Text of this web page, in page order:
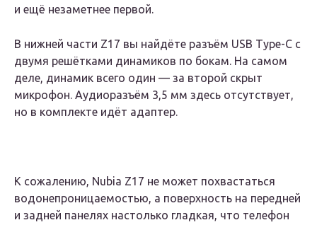
и ещё незаметнее первой.
В нижней части Z17 вы найдёте разъём USB Type-C с
двумя решётками динамиков по бокам. На самом
деле, динамик всего один — за второй скрыт
микрофон. Аудиоразъём 3,5 мм здесь отсутствует,
но в комплекте идёт адаптер.
К сожалению, Nubia Z17 не может похвастаться
водонепроницаемостью, а поверхность на передней
и задней панелях настолько гладкая, что телефон